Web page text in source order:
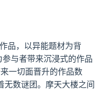
品，以异能题材为背
与者带来沉浸式的作品
一切面晋升的作品数
无数谜团。摩天大楼之间